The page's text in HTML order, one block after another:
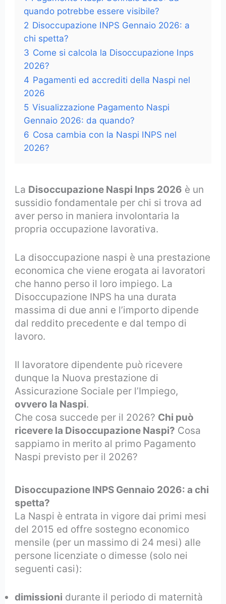
quando potrebbe essere visibile?
2 Disoccupazione INPS Gennaio 2026: a
chi spetta?
3 Come si calcola la Disoccupazione Inps
2026?
4 Pagamenti ed accrediti della Naspi nel
2026
5 Visualizzazione Pagamento Naspi
Gennaio 2026: da quando?
6 Cosa cambia con la Naspi INPS nel
2026?
La Disoccupazione Naspi Inps 2026 è un
sussidio fondamentale per chi si trova ad
aver perso in maniera involontaria la
propria occupazione lavorativa.
La disoccupazione naspi è una prestazione
economica che viene erogata ai lavoratori
che hanno perso il loro impiego. La
Disoccupazione INPS ha una durata
massima di due anni e l’importo dipende
dal reddito precedente e dal tempo di
lavoro.
Il lavoratore dipendente può ricevere
dunque la Nuova prestazione di
Assicurazione Sociale per l’Impiego,
ovvero la Naspi.
Che cosa succede per il 2026? Chi può
ricevere la Disoccupazione Naspi? Cosa
sappiamo in merito al primo Pagamento
Naspi previsto per il 2026?
Disoccupazione INPS Gennaio 2026: a chi
spetta?
La Naspi è entrata in vigore dai primi mesi
del 2015 ed offre sostegno economico
mensile (per un massimo di 24 mesi) alle
persone licenziate o dimesse (solo nei
seguenti casi):
dimissioni durante il periodo di maternità